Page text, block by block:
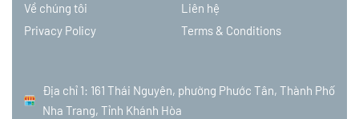
Về chúng tôi
Liên hệ
Privacy Policy
Terms & Conditions
Địa chỉ 1: 161 Thái Nguyên, phường Phước Tân, Thành Phố
Nha Trang, Tỉnh Khánh Hòa